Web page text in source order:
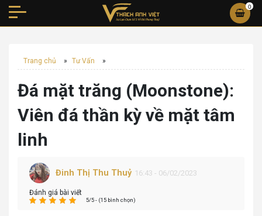
0
Trang chủ » Tư Vấn »
Đá mặt trăng (Moonstone):
Viên đá thần kỳ về mặt tâm
linh
Đinh Thị Thu Thuỷ 16:43 - 06/02/2023
Đánh giá bài viết
5/5 - (15 bình chọn)